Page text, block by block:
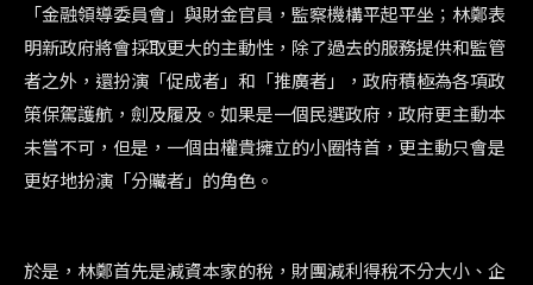
「金融領導委員會」與財金官員，監察機構平起平坐；林鄭表
明新政府將會採取更大的主動性，除了過去的服務提供和監管
者之外，還扮演「促成者」和「推廣者」，政府積極為各項政
策保駕護航，劍及履及。如果是一個民選政府，政府更主動本
未嘗不可，但是，一個由權貴擁立的小圈特首，更主動只會是
更好地扮演「分贜者」的角色。
於是，林鄭首先是減資本家的稅，財團減利得稅不分大小、企